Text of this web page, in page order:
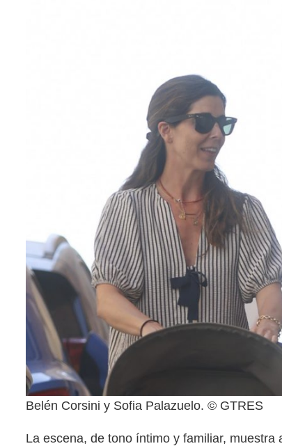
Belén Corsini y Sofia Palazuelo. © GTRES
La escena, de tono íntimo y familiar,